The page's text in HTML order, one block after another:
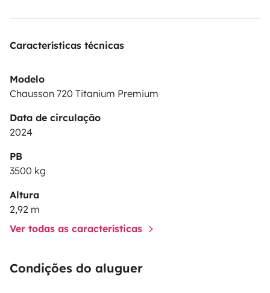
Facebook: https://www.facebook.com/profile.php?
Características técnicas
Modelo
Chausson 720 Titanium Premium
Data de circulação
2024
PB
3500 kg
Altura
2,92 m
Ver todas as características
Condições do aluguer